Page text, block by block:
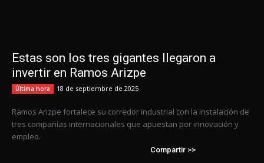
Estas son los tres gigantes llegaron a
invertir en Ramos Arizpe
Última hora 18 de septiembre de 2025
Ramos Arizpe fortalece su corredor industrial con la instalación de
tres compañías internacionales que apuestan por innovación y
empleo.
Compartir >>